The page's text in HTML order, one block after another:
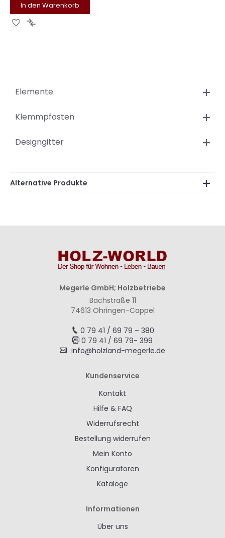
In den Warenkorb
Zur Zur
Elemente
Klemmpfosten
Designgitter
Alternative Produkte
Megerle GmbH; Holzbetriebe
Bachstraße 11
74613 Öhringen-Cappel
0 79 41 / 69 79 – 380
0 79 41 / 69 79- 399
info@holzland-megerle.de
Kundenservice
Kontakt
Hilfe & FAQ
Widerrufsrecht
Bestellung widerrufen
Mein Konto
Konfiguratoren
Kataloge
Informationen
Über uns